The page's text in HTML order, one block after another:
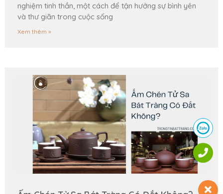
nghiệm tinh thần, một cách để tận hưởng sự bình yên
và thư giãn trong cuộc sống
Xem thêm »